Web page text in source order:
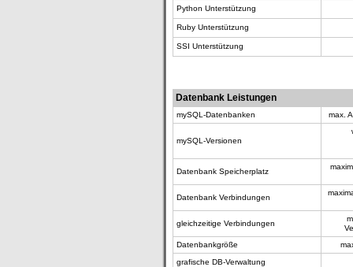
Python Unterstützung
Ruby Unterstützung
SSI Unterstützung
Datenbank Leistungen
mySQL-Datenbanken max.
mySQL-Versionen
Datenbank Speicherplatz
Datenbank Verbindungen
gleichzeitige Verbindungen
Datenbankgröße
grafische DB-Verwaltung